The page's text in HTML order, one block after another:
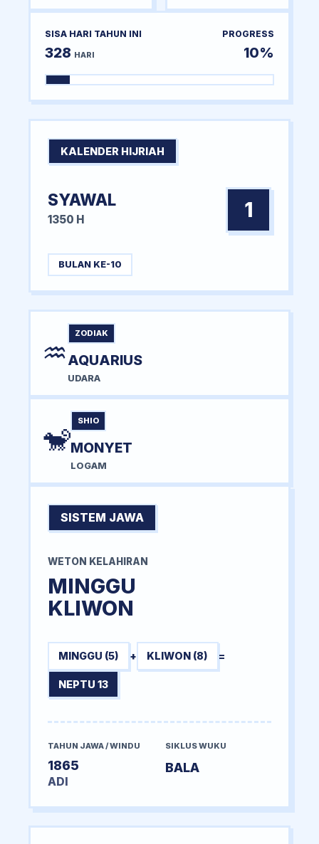
SISA HARI TAHUN INI
328 HARI
PROGRESS
10%
KALENDER HIJRIAH
SYAWAL
1350 H 1
BULAN KE-10
♒
ZODIAK
AQUARIUS
UDARA
🐒
SHIO
MONYET
LOGAM
SISTEM JAWA
WETON KELAHIRAN
MINGGU
KLIWON
MINGGU (5) + KLIWON (8) =
NEPTU 13
TAHUN JAWA / WINDU
1865
ADI
SIKLUS WUKU
BALA